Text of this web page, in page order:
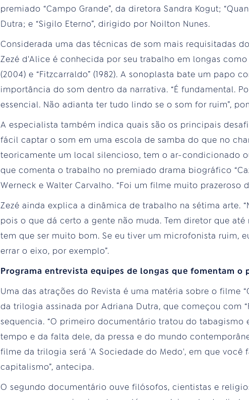
premiado “Campo Grande”, da diretora Sandra Kogut;
Dutra; e “Sigilo Eterno”, dirigido por Noilton Nunes.
Considerada uma das técnicas de som mais requisitadas
Zezé d'Alice é conhecida por seu trabalho em longas como
(2004) e “Fitzcarraldo” (1982). A sonoplasta bate um papo
importância do som dentro da narrativa. “É fundamental.
essencial. Não adianta ter tudo lindo se o som for ruim”,
A especialista também indica quais são os principais
fácil captar o som em uma escola de samba do que no
teoricamente um local silencioso, tem o ar-condicionado
que comenta o trabalho no premiado drama biográfico
Werneck e Walter Carvalho. “Foi um filme muito prazeroso
Zezé ainda explica a dinâmica de trabalho na sétima arte.
pois o que dá certo a gente não muda. Tem diretor que
tem que ser muito bom. Se eu tiver um microfonista ruim,
errar o eixo, por exemplo”.
Programa entrevista equipes de longas que fomentam o
Uma das atrações do Revista é uma matéria sobre o filme
da trilogia assinada por Adriana Dutra, que começou com
sequencia. “O primeiro documentário tratou do
tempo e da falta dele, da pressa e do mundo
filme da trilogia será 'A Sociedade do Medo', em que você
capitalismo”, antecipa.
O segundo documentário ouve filósofos, cientistas e